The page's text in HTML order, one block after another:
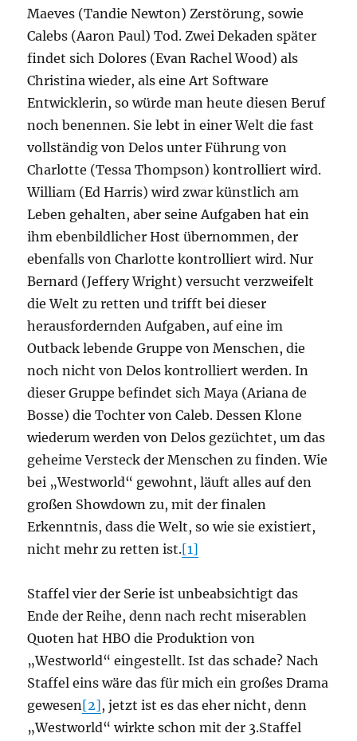
Maeves (Tandie Newton) Zerstörung, sowie
Calebs (Aaron Paul) Tod. Zwei Dekaden später
findet sich Dolores (Evan Rachel Wood) als
Christina wieder, als eine Art Software
Entwicklerin, so würde man heute diesen Beruf
noch benennen. Sie lebt in einer Welt die fast
vollständig von Delos unter Führung von
Charlotte (Tessa Thompson) kontrolliert wird.
William (Ed Harris) wird zwar künstlich am
Leben gehalten, aber seine Aufgaben hat ein
ihm ebenbildlicher Host übernommen, der
ebenfalls von Charlotte kontrolliert wird. Nur
Bernard (Jeffery Wright) versucht verzweifelt
die Welt zu retten und trifft bei dieser
herausfordernden Aufgaben, auf eine im
Outback lebende Gruppe von Menschen, die
noch nicht von Delos kontrolliert werden. In
dieser Gruppe befindet sich Maya (Ariana de
Bosse) die Tochter von Caleb. Dessen Klone
wiederum werden von Delos gezüchtet, um das
geheime Versteck der Menschen zu finden. Wie
bei „Westworld“ gewohnt, läuft alles auf den
großen Showdown zu, mit der finalen
Erkenntnis, dass die Welt, so wie sie existiert,
nicht mehr zu retten ist.[1]
Staffel vier der Serie ist unbeabsichtigt das
Ende der Reihe, denn nach recht miserablen
Quoten hat HBO die Produktion von
„Westworld“ eingestellt. Ist das schade? Nach
Staffel eins wäre das für mich ein großes Drama
gewesen[2], jetzt ist es das eher nicht, denn
„Westworld“ wirkte schon mit der 3.Staffel